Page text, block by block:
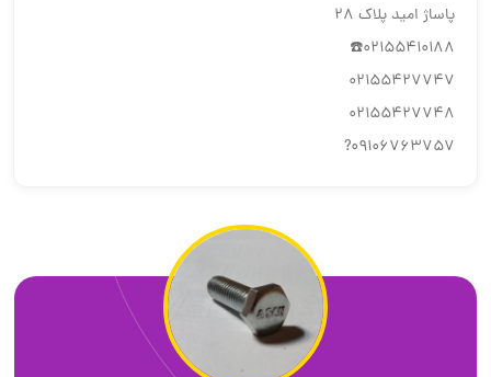
پاساژ امید پلاک ۲۸
02155410188☎️
02155427747
02155427748
09106763757?